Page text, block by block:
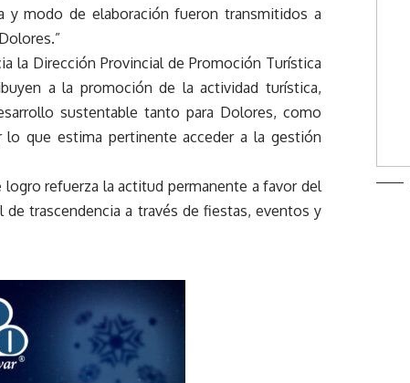
y modo de elaboración fueron transmitidos a
la Dirección Provincial de Promoción Turística
a la promoción de la actividad turística,
sustentable tanto para Dolores, como
que estima pertinente acceder a la gestión
refuerza la actitud permanente a favor del
trascendencia a través de fiestas, eventos y